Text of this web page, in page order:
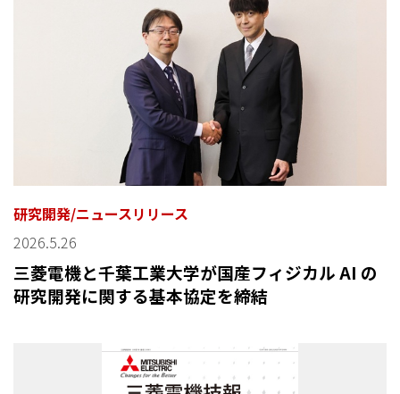
研究開発/ニュースリリース
2026.5.26
三菱電機と千葉工業大学が国産フィジカル AI の
研究開発に関する基本協定を締結